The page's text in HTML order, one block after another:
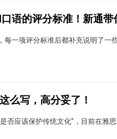
一项评分标准后都补充说明了一
么写，高分妥了！
否应该保护传统文化”，目前在雅